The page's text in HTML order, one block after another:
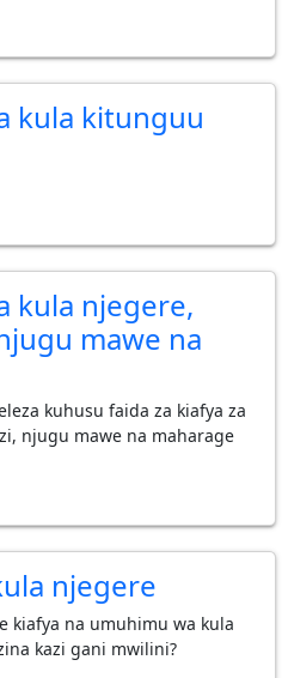
kula kitunguu
kula njegere,
mawe na
kuhusu faida za kiafya za
njugu mawe na maharage
njegere
kiafya na umuhimu wa kula
kazi gani mwilini?